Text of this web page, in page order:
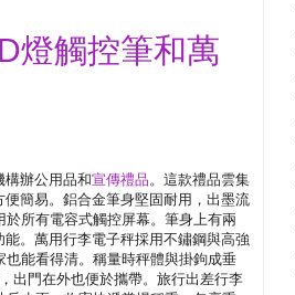
燈觸控筆和萬
構辦公用品和宣傳禮品。這款禮品雲集
便簡易。鋁合金筆身堅固耐用，出墨流
所有電容式觸控屏幕。筆身上有兩
。萬用行李電子秤採用不鏽鋼與高強
能看得清。稱量時秤體與掛鉤成垂
出門在外也便於攜帶。旅行出差行李